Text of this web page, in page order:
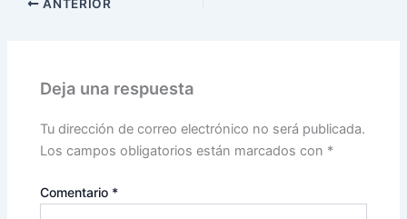
ANTERIOR
Deja una respuesta
Tu dirección de correo electrónico no será publicada.
Los campos obligatorios están marcados con *
Comentario *